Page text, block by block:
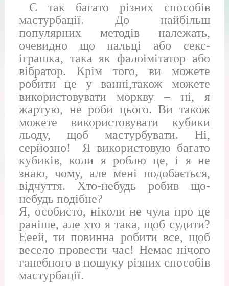
Є так багато різних способів
мастурбації. До найбільш
популярних методів належать,
очевидно що пальці або секс-
іграшка, така як фалоімітатор або
вібратор. Крім того, ви можете
робити це у ванні,також можете
використовувати моркву – ні, я
жартую, не роби цього. Ви також
можете використовувати кубики
льоду, щоб мастурбувати. Ні,
серйозно! Я використовую багато
кубиків, коли я роблю це, і я не
знаю, чому, але мені подобається,
відчуття. Хто-небудь робив що-
небудь подібне?
Я, особисто, ніколи не чула про це
раніше, але хто я така, щоб судити?
Ееей, ти повинна робити все, щоб
весело провести час! Немає нічого
ганебного в пошуку різних способів
мастурбації.